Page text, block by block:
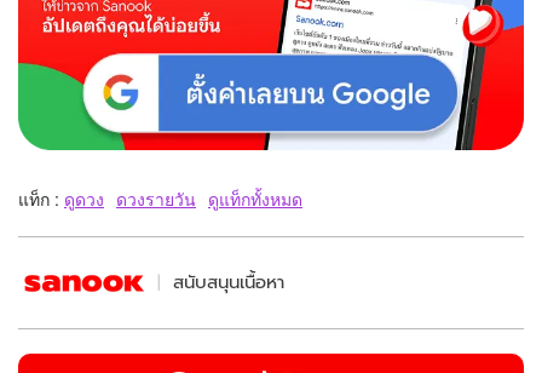
แท็ก : ดูดวง ดวงรายวัน ดูแท็กทั้งหมด
สนับสนุนเนื้อหา